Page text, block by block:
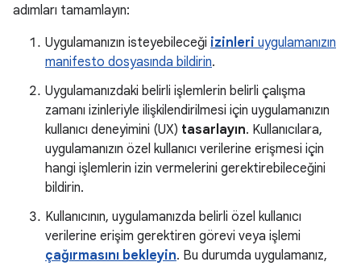
adımları tamamlayın:
Uygulamanızın isteyebileceği izinleri uygulamanızın
manifesto dosyasında bildirin.
Uygulamanızdaki belirli işlemlerin belirli çalışma
zamanı izinleriyle ilişkilendirilmesi için uygulamanızın
kullanıcı deneyimini (UX) tasarlayın. Kullanıcılara,
uygulamanızın özel kullanıcı verilerine erişmesi için
hangi işlemlerin izin vermelerini gerektirebileceğini
bildirin.
Kullanıcının, uygulamanızda belirli özel kullanıcı
verilerine erişim gerektiren görevi veya işlemi
çağırmasını bekleyin. Bu durumda uygulamanız,